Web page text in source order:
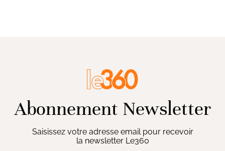
Abonnement Newsletter
Saisissez votre adresse email pour recevoir
la newsletter Le360